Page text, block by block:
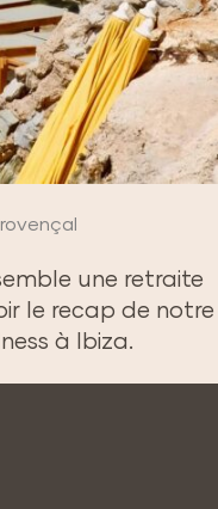
une retraite
le recap de notre
à Ibiza.